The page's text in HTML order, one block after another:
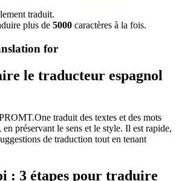
traduit.
plus de 5000 caractères à la fois.
for
le traducteur espagnol
traduit des textes et des mots
en préservant le sens et le style. Il est rapide,
de traduction tout en tenant
: 3 étapes pour traduire